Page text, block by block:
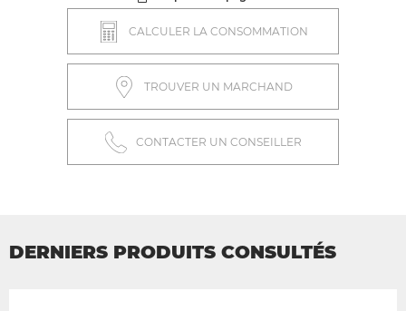
CALCULER LA CONSOMMATION
TROUVER UN MARCHAND
CONTACTER UN CONSEILLER
DERNIERS PRODUITS CONSULTÉS